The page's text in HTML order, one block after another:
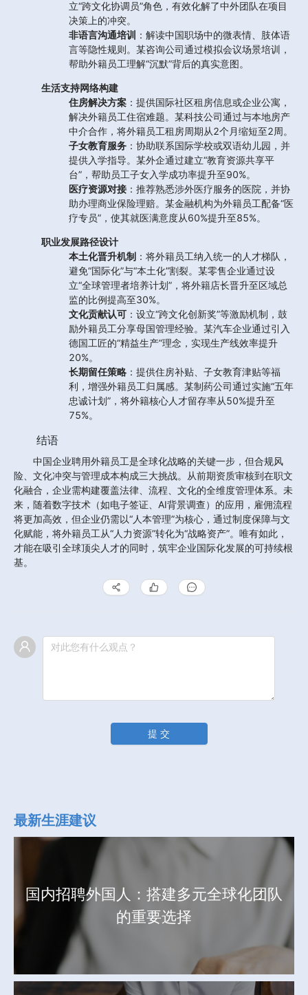
立“跨文化协调员”角色，有效化解了中外团队在项目
决策上的冲突。
非语言沟通培训 ：解读中国职场中的微表情、肢体语
言等隐性规则。某咨询公司通过模拟会议场景培训，
帮助外籍员工理解“沉默”背后的真实意图。
生活支持网络构建
住房解决方案 ：提供国际社区租房信息或企业公寓，
解决外籍员工住宿难题。某科技公司通过与本地房产
中介合作，将外籍员工租房周期从2个月缩短至2周。
子女教育服务 ：协助联系国际学校或双语幼儿园，并
提供入学指导。某外企通过建立“教育资源共享平
台”，帮助员工子女入学成功率提升至90%。
医疗资源对接 ：推荐熟悉涉外医疗服务的医院，并协
助办理商业保险理赔。某金融机构为外籍员工配备“医
疗专员”，使其就医满意度从60%提升至85%。
职业发展路径设计
本土化晋升机制 ：将外籍员工纳入统一的人才梯队，
避免“国际化”与“本土化”割裂。某零售企业通过设
立“全球管理者培养计划”，将外籍店长晋升至区域总
监的比例提高至30%。
文化贡献认可 ：设立“跨文化创新奖”等激励机制，鼓
励外籍员工分享母国管理经验。某汽车企业通过引入
德国工匠的“精益生产”理念，实现生产线效率提升
20%。
长期留任策略 ：提供住房补贴、子女教育津贴等福
利，增强外籍员工归属感。某制药公司通过实施“五年
忠诚计划”，将外籍核心人才留存率从50%提升至
75%。
结语
中国企业聘用外籍员工是全球化战略的关键一步，但合规风
险、文化冲突与管理成本构成三大挑战。从前期资质审核到在职文
化融合，企业需构建覆盖法律、流程、文化的全维度管理体系。未
来，随着数字技术（如电子签证、AI背景调查）的应用，雇佣流程
将更加高效，但企业仍需以“人本管理”为核心，通过制度保障与文
化赋能，将外籍员工从“人力资源”转化为“战略资产”。唯有如此，
才能在吸引全球顶尖人才的同时，筑牢企业国际化发展的可持续根
基。
提 交
最新生涯建议
国内招聘外国人：搭建多元全球化团队
的重要选择